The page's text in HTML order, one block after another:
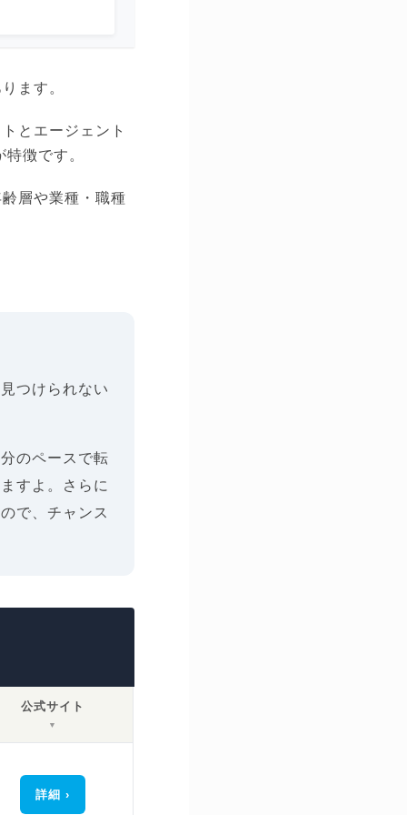
ます。
とエージェント
徴です。
層や業種・職種
つけられない
のペースで転
すよ。さらに
で、チャンス
公式サイト
▼
詳細